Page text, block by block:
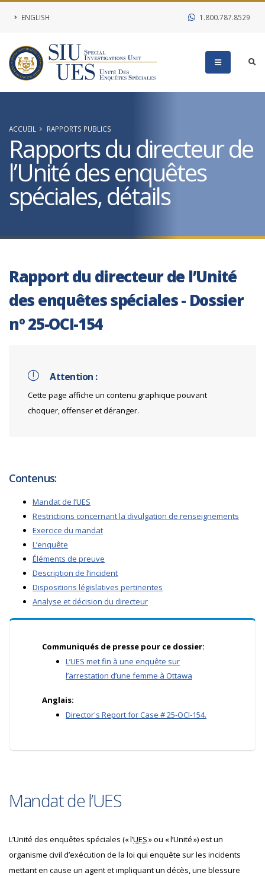
ENGLISH 1.800.787.8529
ACCUEIL RAPPORTS PUBLICS
Rapports du directeur de
l’Unité des enquêtes
spéciales, détails
Rapport du directeur de l’Unité
des enquêtes spéciales - Dossier
nº 25-OCI-154
Attention :
Cette page affiche un contenu graphique pouvant
choquer, offenser et déranger.
Contenus:
Mandat de l’UES
Restrictions concernant la divulgation de renseignements
Exercice du mandat
L’enquête
Éléments de preuve
Description de l’incident
Dispositions législatives pertinentes
Analyse et décision du directeur
Communiqués de presse pour ce dossier:
L’UES met fin à une enquête sur
l’arrestation d’une femme à Ottawa
Anglais:
Director's Report for Case # 25-OCI-154.
Mandat de l’UES
L’Unité des enquêtes spéciales (« l’UES» ou « l’Unité ») est un
organisme civil d’exécution de la loi qui enquête sur les incidents
mettant en cause un agent et impliquant un décès, une blessure